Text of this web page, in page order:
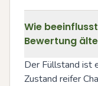
Wie
Bewertung
Der Füllstand ist
Zustand reifer